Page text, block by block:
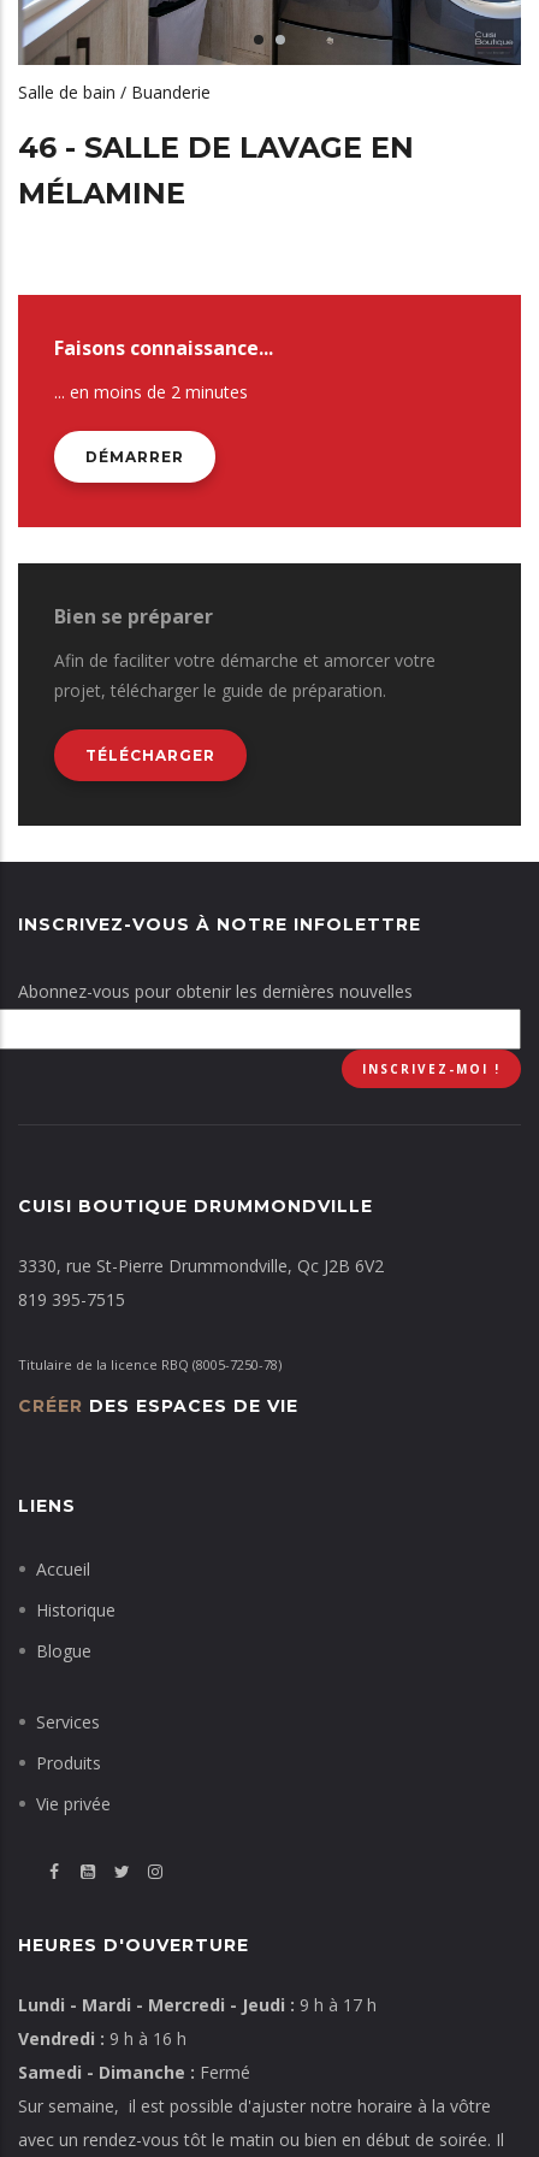
Salle de bain / Buanderie
46 - SALLE DE LAVAGE EN
MÉLAMINE
Faisons connaissance...
... en moins de 2 minutes
DÉMARRER
Bien se préparer
Afin de faciliter votre démarche et amorcer votre
projet, télécharger le guide de préparation.
TÉLÉCHARGER
INSCRIVEZ-VOUS À NOTRE INFOLETTRE
Abonnez-vous pour obtenir les dernières nouvelles
CUISI BOUTIQUE DRUMMONDVILLE
3330, rue St-Pierre Drummondville, Qc J2B 6V2
819 395-7515
Titulaire de la licence RBQ (8005-7250-78)
CRÉER DES ESPACES DE VIE
LIENS
Accueil
Historique
Blogue
Services
Produits
Vie privée
HEURES D'OUVERTURE
Lundi - Mardi - Mercredi - Jeudi : 9 h à 17 h
Vendredi : 9 h à 16 h
Samedi - Dimanche : Fermé
Sur semaine, il est possible d'ajuster notre horaire à la vôtre
avec un rendez-vous tôt le matin ou bien en début de soirée. Il